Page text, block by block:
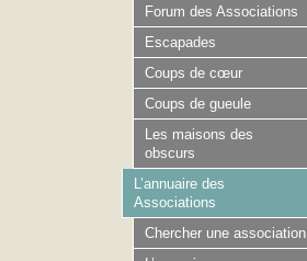
Forum des Associations
Escapades
Coups de cœur
Coups de gueule
Les maisons des
obscurs
L’annuaire des
Associations
Chercher une association